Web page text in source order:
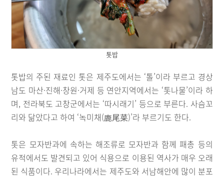
톳밥
톳밥의 주된 재료인 톳은 제주도에서는 ‘톨’이라 부르고 경상
남도 마산·진해·창원·거제 등 연안지역에서는 ‘톳나물’이라 하
며, 전라북도 고창군에서는 ‘따시래기’ 등으로 부른다. 사슴꼬
리와 닮았다고 하여 ‘녹미채(鹿尾菜)’라 부르기도 한다.
톳은 모자반과에 속하는 해조류로 모자반과 함께 패총 등의
유적에서도 발견되고 있어 식용으로 이용된 역사가 매우 오래
된 식품이다. 우리나라에서는 제주도와 서남해안에 많이 분포